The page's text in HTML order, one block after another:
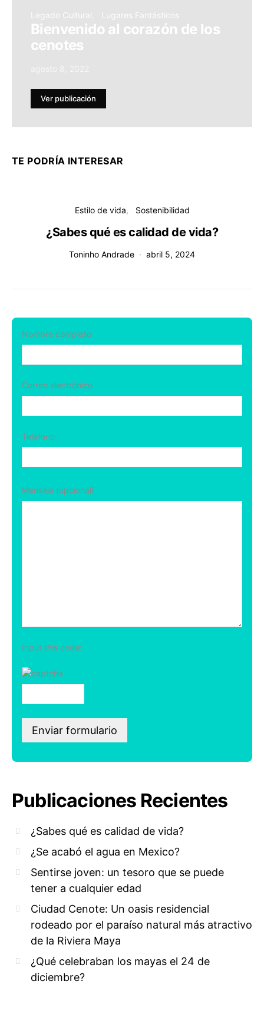
Legado Cultural Lugares Fantásticos
Bienvenido al corazón de los
cenotes
Ver publicación
TE PODRÍA INTERESAR
Estilo de vida Sostenibilidad
¿Sabes qué es calidad de vida?
Toninho Andrade abril 5, 2024
Nombre completo
Correo electrónico
Teléfono
Mensaje (opcional)
Input this code:
Publicaciones Recientes
¿Sabes qué es calidad de vida?
¿Se acabó el agua en Mexico?
Sentirse joven: un tesoro que se puede
tener a cualquier edad
Ciudad Cenote: Un oasis residencial
rodeado por el paraíso natural más atractivo
de la Riviera Maya
¿Qué celebraban los mayas el 24 de
diciembre?